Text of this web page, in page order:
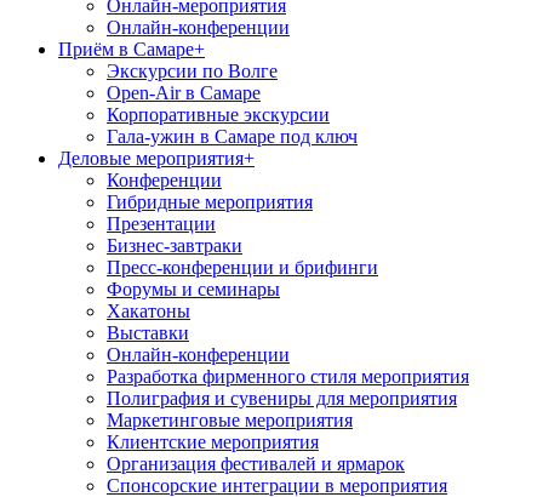
Онлайн-мероприятия
Онлайн-конференции
Приём в Самаре+
Экскурсии по Волге
Open-Air в Самаре
Корпоративные экскурсии
Гала-ужин в Самаре под ключ
Деловые мероприятия+
Конференции
Гибридные мероприятия
Презентации
Бизнес-завтраки
Пресс-конференции и брифинги
Форумы и семинары
Хакатоны
Выставки
Онлайн-конференции
Разработка фирменного стиля мероприятия
Полиграфия и сувениры для мероприятия
Маркетинговые мероприятия
Клиентские мероприятия
Организация фестивалей и ярмарок
Спонсорские интеграции в мероприятия